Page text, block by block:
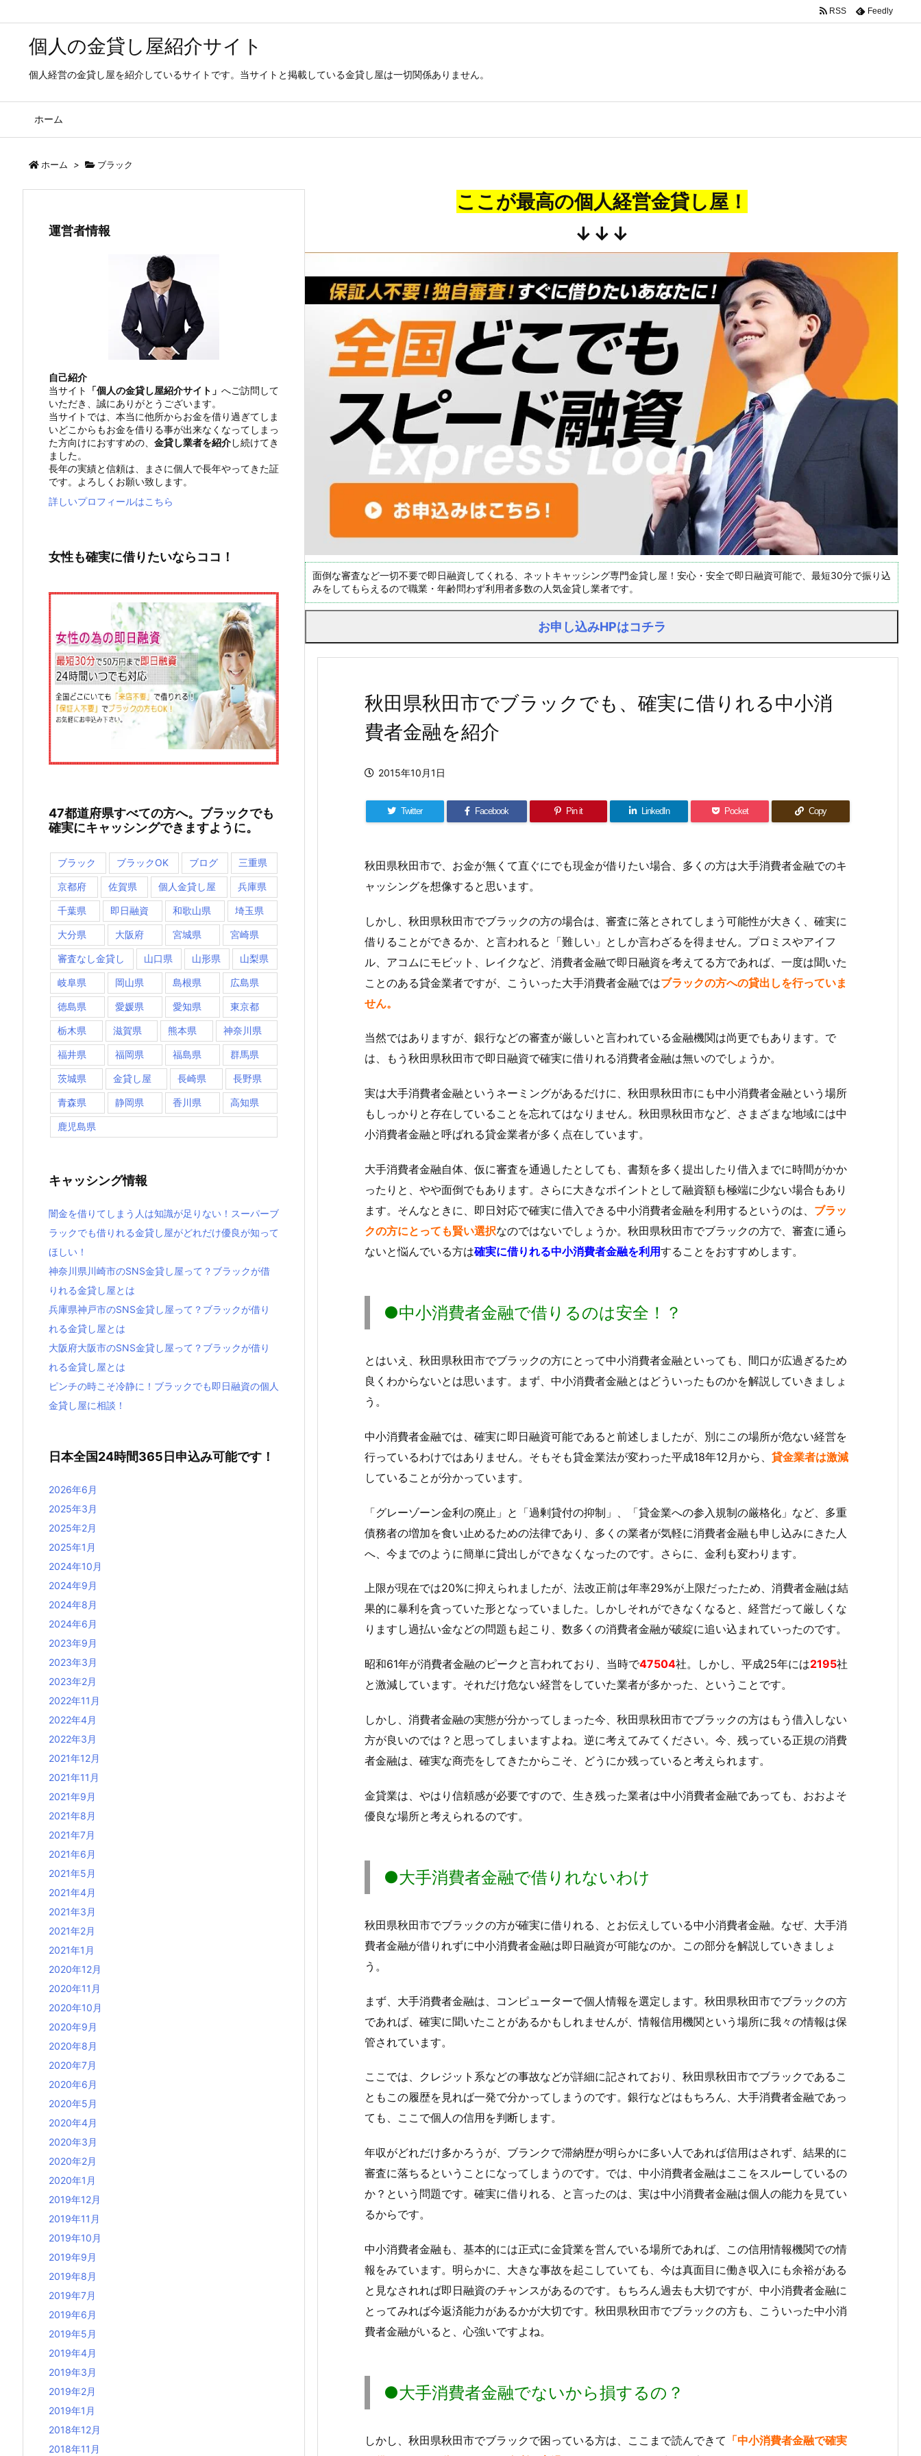
個人の金貸し屋紹介サイト
個人経営の金貸し屋を紹介しているサイトです。当サイトと掲載している金貸し屋は一切関係ありません。
ホーム
RSS Feedly
ホーム > ブラック
ここが最高の個人経営金貸し屋！
↓↓↓
面倒な審査など一切不要で即日融資してくれる、ネットキャッシング専門金貸し屋！安心・安全で即日融資可能で、最短30分で振り込
みをしてもらえるので職業・年齢問わず利用者多数の人気金貸し業者です。
お申し込みHPはコチラ
秋田県秋田市でブラックでも、確実に借りれる中小消
費者金融を紹介
2015年10月1日
Twitter Facebook Pin it LinkedIn Pocket Copy
秋田県秋田市で、お金が無くて直ぐにでも現金が借りたい場合、多くの方は大手消費者金融でのキ
ャッシングを想像すると思います。
しかし、秋田県秋田市でブラックの方の場合は、審査に落とされてしまう可能性が大きく、確実に
借りることができるか、と言われると「難しい」としか言わざるを得ません。プロミスやアイフ
ル、アコムにモビット、レイクなど、消費者金融で即日融資を考えてる方であれば、一度は聞いた
ことのある貸金業者ですが、こういった大手消費者金融ではブラックの方への貸出しを行っていま
せん。
当然ではありますが、銀行などの審査が厳しいと言われている金融機関は尚更でもあります。で
は、もう秋田県秋田市で即日融資で確実に借りれる消費者金融は無いのでしょうか。
実は大手消費者金融というネーミングがあるだけに、秋田県秋田市にも中小消費者金融という場所
もしっかりと存在していることを忘れてはなりません。秋田県秋田市など、さまざまな地域には中
小消費者金融と呼ばれる貸金業者が多く点在しています。
大手消費者金融自体、仮に審査を通過したとしても、書類を多く提出したり借入までに時間がかか
ったりと、やや面倒でもあります。さらに大きなポイントとして融資額も極端に少ない場合もあり
ます。そんなときに、即日対応で確実に借入できる中小消費者金融を利用するというのは、 ブラッ
クの方にとっても賢い選択なのではないでしょうか。秋田県秋田市でブラックの方で、審査に通ら
ないと悩んでいる方は確実に借りれる中小消費者金融を利用することをおすすめします。
●中小消費者金融で借りるのは安全！？
とはいえ、秋田県秋田市でブラックの方にとって中小消費者金融といっても、間口が広過ぎるため
良くわからないとは思います。まず、中小消費者金融とはどういったものかを解説していきましょ
う。
中小消費者金融では、確実に即日融資可能であると前述しましたが、別にこの場所が危ない経営を
行っているわけではありません。そもそも貸金業法が変わった平成18年12月から、 貸金業者は激減
していることが分かっています。
「グレーゾーン金利の廃止」と「過剰貸付の抑制」、「貸金業への参入規制の厳格化」など、多重
債務者の増加を食い止めるための法律であり、多くの業者が気軽に消費者金融も申し込みにきた人
へ、今までのように簡単に貸出しができなくなったのです。さらに、金利も変わります。
上限が現在では20%に抑えられましたが、法改正前は年率29%が上限だったため、消費者金融は結
果的に暴利を貪っていた形となっていました。しかしそれができなくなると、経営だって厳しくな
りますし過払い金などの問題も起こり、数多くの消費者金融が破綻に追い込まれていったのです。
昭和61年が消費者金融のピークと言われており、当時で47504社。しかし、平成25年には2195社
と激減しています。それだけ危ない経営をしていた業者が多かった、ということです。
しかし、消費者金融の実態が分かってしまった今、秋田県秋田市でブラックの方はもう借入しない
方が良いのでは？と思ってしまいますよね。逆に考えてみてください。今、残っている正規の消費
者金融は、確実な商売をしてきたからこそ、どうにか残っていると考えられます。
金貸業は、やはり信頼感が必要ですので、生き残った業者は中小消費者金融であっても、おおよそ
優良な場所と考えられるのです。
●大手消費者金融で借りれないわけ
秋田県秋田市でブラックの方が確実に借りれる、とお伝えしている中小消費者金融。なぜ、大手消
費者金融が借りれずに中小消費者金融は即日融資が可能なのか。この部分を解説していきましょ
う。
まず、大手消費者金融は、コンピューターで個人情報を選定します。秋田県秋田市でブラックの方
であれば、確実に聞いたことがあるかもしれませんが、情報信用機関という場所に我々の情報は保
管されています。
ここでは、クレジット系などの事故などが詳細に記されており、秋田県秋田市でブラックであるこ
ともこの履歴を見れば一発で分かってしまうのです。銀行などはもちろん、大手消費者金融であっ
ても、ここで個人の信用を判断します。
年収がどれだけ多かろうが、ブランクで滞納歴が明らかに多い人であれば信用はされず、結果的に
審査に落ちるということになってしまうのです。では、中小消費者金融はここをスルーしているの
か？という問題です。確実に借りれる、と言ったのは、実は中小消費者金融は個人の能力を見てい
るからです。
中小消費者金融も、基本的には正式に金貸業を営んでいる場所であれば、この信用情報機関での情
報をみています。明らかに、大きな事故を起こしていても、今は真面目に働き収入にも余裕がある
と見なされれば即日融資のチャンスがあるのです。もちろん過去も大切ですが、中小消費者金融に
とってみれば今返済能力があるかが大切です。秋田県秋田市でブラックの方も、こういった中小消
費者金融がいると、心強いですよね。
●大手消費者金融でないから損するの？
しかし、秋田県秋田市でブラックで困っている方は、ここまで読んできて 「中小消費者金融で確実
運営者情報
自己紹介
当サイト
「個人の金貸し屋紹介サイト」 へご訪問して
いただき、誠にありがとうございます。
当サイトでは、本当に他所からお金を借り過ぎてしま
いどこからもお金を借りる事が出来なくなってしまっ
た方向けにおすすめの、 金貸し業者を紹介し続けてき
ました。
長年の実績と信頼は、まさに個人で長年やってきた証
です。よろしくお願い致します。
詳しいプロフィールはこちら
女性も確実に借りたいならココ！
47都道府県すべての方へ。ブラックでも
確実にキャッシングできますように。
ブラック ブラックOK ブログ 三重県
京都府 佐賀県 個人金貸し屋 兵庫県
千葉県 即日融資 和歌山県 埼玉県
大分県 大阪府 宮城県 宮崎県
審査なし金貸し 山口県 山形県 山梨県
岐阜県 岡山県 島根県 広島県
徳島県 愛媛県 愛知県 東京都
栃木県 滋賀県 熊本県 神奈川県
福井県 福岡県 福島県 群馬県
茨城県 金貸し屋 長崎県 長野県
青森県 静岡県 香川県 高知県
鹿児島県
キャッシング情報
闇金を借りてしまう人は知識が足りない！スーパーブ
ラックでも借りれる金貸し屋がどれだけ優良が知って
ほしい！
神奈川県川崎市のSNS金貸し屋って？ブラックが借
りれる金貸し屋とは
兵庫県神戸市のSNS金貸し屋って？ブラックが借り
れる金貸し屋とは
大阪府大阪市のSNS金貸し屋って？ブラックが借り
れる金貸し屋とは
ピンチの時こそ冷静に！ブラックでも即日融資の個人
金貸し屋に相談！
日本全国24時間365日申込み可能です！
2026年6月
2025年3月
2025年2月
2025年1月
2024年10月
2024年9月
2024年8月
2024年6月
2023年9月
2023年3月
2023年2月
2022年11月
2022年4月
2022年3月
2021年12月
2021年11月
2021年9月
2021年8月
2021年7月
2021年6月
2021年5月
2021年4月
2021年3月
2021年2月
2021年1月
2020年12月
2020年11月
2020年10月
2020年9月
2020年8月
2020年7月
2020年6月
2020年5月
2020年4月
2020年3月
2020年2月
2020年1月
2019年12月
2019年11月
2019年10月
2019年9月
2019年8月
2019年7月
2019年6月
2019年5月
2019年4月
2019年3月
2019年2月
2019年1月
2018年12月
2018年11月